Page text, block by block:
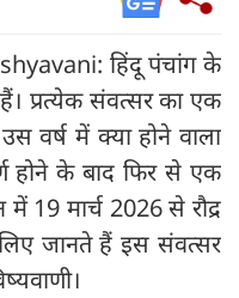
हिंदू पंचांग के
प्रत्येक संवत्सर का एक
वर्ष में क्या होने वाला
होने के बाद फिर से एक
में 19 मार्च 2026 से रौद्र
जानते हैं इस संवत्सर